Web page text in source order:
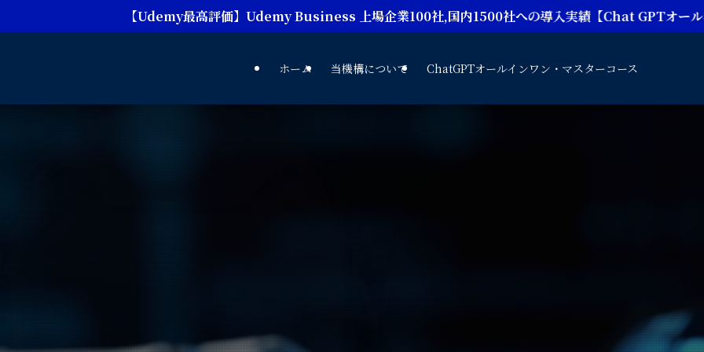
最高評価】Udemy Business 上場企業100社,国内1500社への導入実績【Chat GPTオールインワン・マスター
ホーム 当機構について ChatGPTオールインワン・マスターコース